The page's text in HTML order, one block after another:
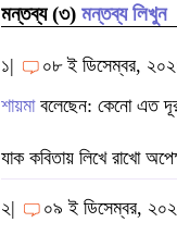
মন্তব্য (৩) মন্তব্য লিখুন
১|
০৮ ই ডিসেম্বর,
শায়মাবলেছেন: কেনো এত
যাক কবিতায় লিখে রাখো
২|
০৯ ই ডিসেম্বর,